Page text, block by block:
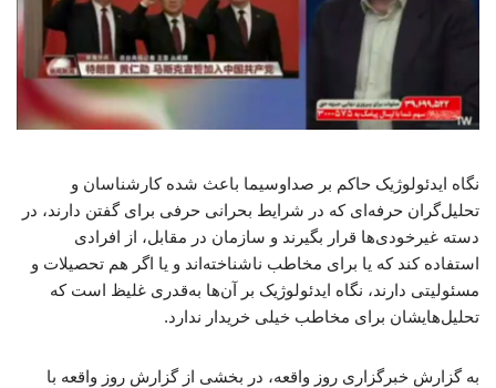
نگاه ایدئولوژیک حاکم بر صداوسیما باعث شده کارشناسان و
تحلیل‌گران حرفه‌ای که در شرایط بحرانی حرفی برای گفتن دارند، در
دسته غیرخودی‌ها قرار بگیرند و سازمان در مقابل، از افرادی
استفاده کند که یا برای مخاطب ناشناخته‌اند و یا اگر هم تحصیلات و
مسئولیتی دارند، نگاه ایدئولوژیک بر آن‌ها به‌قدری غلیظ است که
تحلیل‌هایشان برای مخاطب خیلی خریدار ندارد.
به گزارش خبرگزاری روز واقعه، در بخشی از گزارش روز واقعه با